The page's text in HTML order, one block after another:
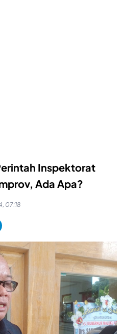
Inspektorat
Ada Apa?
07:18